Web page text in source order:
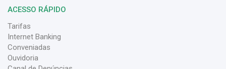
ACESSO RÁPIDO
Tarifas
Internet Banking
Conveniadas
Ouvidoria